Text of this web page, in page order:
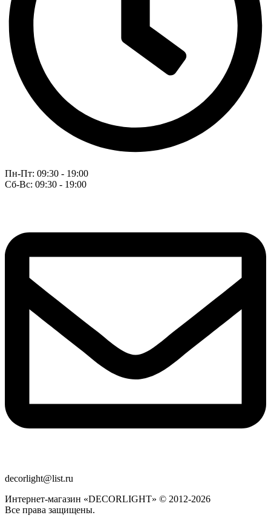
Пн-Пт: 09:30 - 19:00
Сб-Вс: 09:30 - 19:00
decorlight@list.ru
Интернет-магазин «DECORLIGHT» © 2012-2026
Все права защищены.